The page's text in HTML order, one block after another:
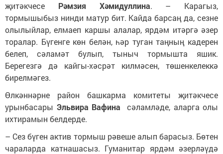
җитәкчесе Рәмзия Хәмидуллина. – Карагыз,
тормышыбыз нинди матур бит. Кайда барсаң да, сезне
олылыйлар, елмаеп каршы алалар, ярдәм итәргә әзер
торалар. Бүгенге көн белән, һәр туган таңның кадерен
белеп, сәламәт булып, тыныч тормышта яшик.
Берегезгә дә кайгы-хәсрәт килмәсен, төшенкелеккә
бирелмәгез.
Өлкәннәрне район башкарма комитеты җитәкчесе
урынбасары Эльвира Вафина сәламләде, аларга олы
ихтирамын белдерде.
– Сез бүген актив тормыш рәвеше алып барасыз. Бөтен
чараларда катнашасыз. Гуманитар ярдәм әзерләүдә